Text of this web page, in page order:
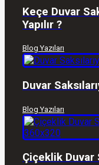
Keçe Duvar
Yapılır ?
Blog Yazıları
Duvar
Blog Yazıları
Çiçeklik